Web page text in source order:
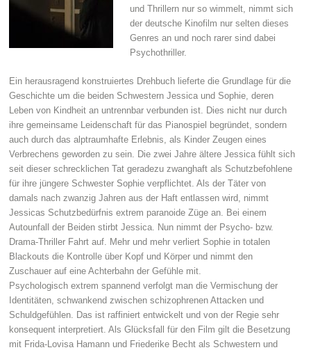
und Thrillern nur so wimmelt, nimmt sich
der deutsche Kinofilm nur selten dieses
Genres an und noch rarer sind dabei
Psychothriller.
Ein herausragend konstruiertes Drehbuch lieferte die Grundlage für die
Geschichte um die beiden Schwestern Jessica und Sophie, deren
Leben von Kindheit an untrennbar verbunden ist. Dies nicht nur durch
ihre gemeinsame Leidenschaft für das Pianospiel begründet, sondern
auch durch das alptraumhafte Erlebnis, als Kinder Zeugen eines
Verbrechens geworden zu sein. Die zwei Jahre ältere Jessica fühlt sich
seit dieser schrecklichen Tat geradezu zwanghaft als Schutzbefohlene
für ihre jüngere Schwester Sophie verpflichtet. Als der Täter von
damals nach zwanzig Jahren aus der Haft entlassen wird, nimmt
Jessicas Schutzbedürfnis extrem paranoide Züge an. Bei einem
Autounfall der Beiden stirbt Jessica. Nun nimmt der Psycho- bzw.
Drama-Thriller Fahrt auf. Mehr und mehr verliert Sophie in totalen
Blackouts die Kontrolle über Kopf und Körper und nimmt den
Zuschauer auf eine Achterbahn der Gefühle mit.
Psychologisch extrem spannend verfolgt man die Vermischung der
Identitäten, schwankend zwischen schizophrenen Attacken und
Schuldgefühlen. Das ist raffiniert entwickelt und von der Regie sehr
konsequent interpretiert. Als Glücksfall für den Film gilt die Besetzung
mit Frida-Lovisa Hamann und Friederike Becht als Schwestern und